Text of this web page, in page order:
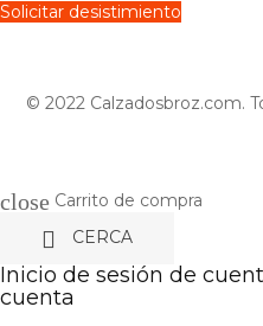
Solicitar desistimiento
© 2022 Calzadosbroz.com.
close Carrito de compra
 CERCA
Inicio de sesión de
cuenta